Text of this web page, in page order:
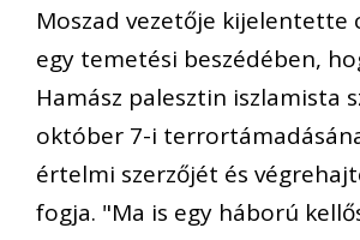
Moszad vezetője kijelentette
egy temetési beszédében,
Hamász palesztin iszlamista
október 7-i
értelmi szerzőjét és
fogja. "Ma is egy háború